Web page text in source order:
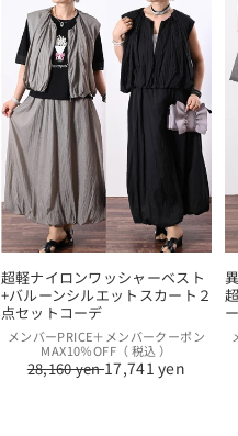
超軽ナイロンワッシャーベスト
+バルーンシルエットスカート２
点セットコーデ
通
常
価
セ
ー
ル
メンバーPRICE＋メンバークーポン
MAX10％OFF（ 税込 ）
28,160 yen17,741 yen